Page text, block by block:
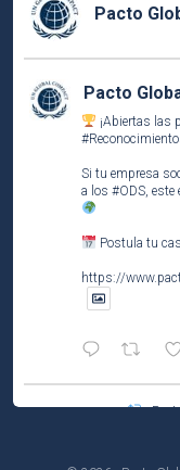
Pacto
Pacto
¡Abiertas las
Si tu empresa
a los #ODS ,
Postula tu
https://